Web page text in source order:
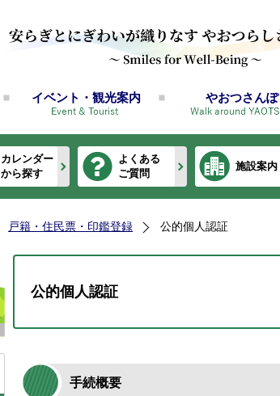
イベント・観光案内 やおつさんぽ
カレンダー
から探す
よくある
ご質問
施設案内
戸籍・住民票・印鑑登録 公的個人認証
公的個人認証
手続概要